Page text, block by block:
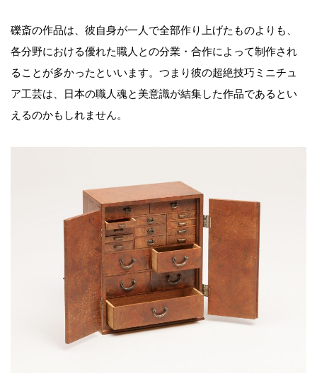
礫斎の作品は、彼自身が一人で全部作り上げたものよりも、
各分野における優れた職人との分業・合作によって制作され
ることが多かったといいます。つまり彼の超絶技巧ミニチュ
ア工芸は、日本の職人魂と美意識が結集した作品であるとい
えるのかもしれません。